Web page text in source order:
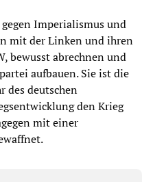
Imperialismus und
mit der Linken und ihren
bewusst abrechnen und
aufbauen. Sie ist die
des deutschen
den Krieg
mit einer